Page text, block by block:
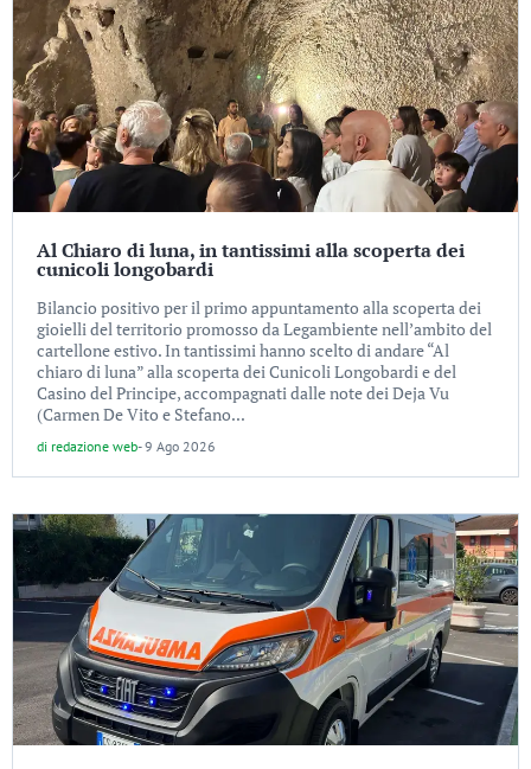
Al Chiaro di luna, in tantissimi alla scoperta dei
cunicoli longobardi
Bilancio positivo per il primo appuntamento alla scoperta dei
gioielli del territorio promosso da Legambiente nell’ambito del
cartellone estivo. In tantissimi hanno scelto di andare “Al
chiaro di luna” alla scoperta dei Cunicoli Longobardi e del
Casino del Principe, accompagnati dalle note dei Deja Vu
(Carmen De Vito e Stefano...
di redazione web-9 Ago 2026